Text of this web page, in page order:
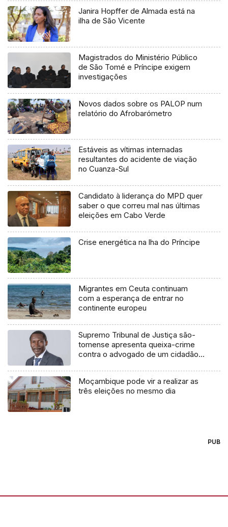
Janira Hopffer de Almada está na
ilha de São Vicente
Magistrados do Ministério Público
de São Tomé e Príncipe exigem
investigações
Novos dados sobre os PALOP num
relatório do Afrobarómetro
Estáveis as vítimas internadas
resultantes do acidente de viação
no Cuanza-Sul
Candidato à liderança do MPD quer
saber o que correu mal nas últimas
eleições em Cabo Verde
Crise energética na lha do Príncipe
Migrantes em Ceuta continuam
com a esperança de entrar no
continente europeu
Supremo Tribunal de Justiça são-
tomense apresenta queixa-crime
contra o advogado de um cidadão
Moçambique pode vir a realizar as
três eleições no mesmo dia
PUB